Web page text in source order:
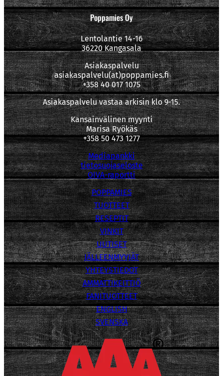
Poppamies Oy
Lentolantie 14-16
36220 Kangasala
Asiakaspalvelu
asiakaspalvelu(at)poppamies.fi
+358 40 017 1075
Asiakaspalvelu vastaa arkisin klo 9-15.
Kansainvälinen myynti
Marisa Ryökäs
+358 50 473 1277
Mediapankki
tietosuojaseloste
OIVA-raportti
POPPAMIES
TUOTTEET
RESEPTIT
VINKIT
UUTISET
JÄLLEENMYYJÄT
YHTEYSTIEDOT
AMMATTIKEITTIÖ
FANITUOTTEET
ENGLISH
SVENSKA